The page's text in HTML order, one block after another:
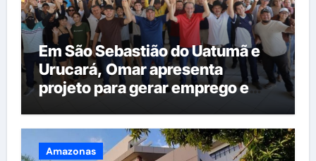
Em São Sebastião do Uatumã e
Urucará, Omar apresenta
projeto para gerar emprego e
Amazonas